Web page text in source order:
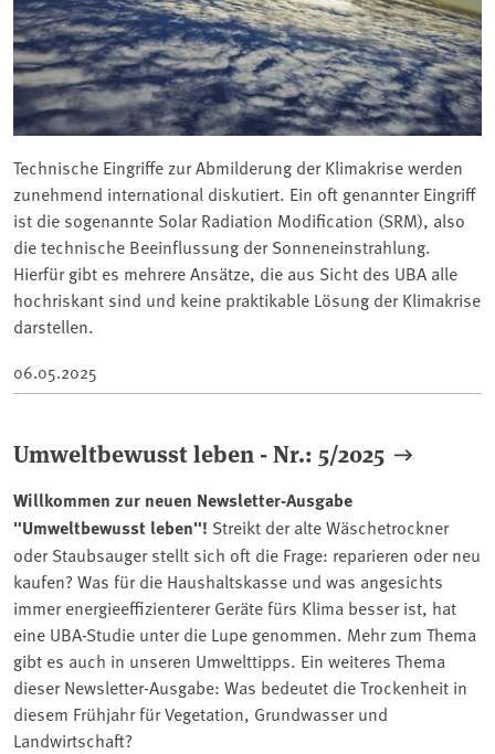
Technische Eingriffe zur Abmilderung der Klimakrise werden
zunehmend international diskutiert. Ein oft genannter Eingriff
ist die sogenannte Solar Radiation Modification (SRM), also
die technische Beeinflussung der Sonneneinstrahlung.
Hierfür gibt es mehrere Ansätze, die aus Sicht des UBA alle
hochriskant sind und keine praktikable Lösung der Klimakrise
darstellen.
06.05.2025
Umweltbewusst leben - Nr.: 5/2025
Willkommen zur neuen Newsletter-Ausgabe
"Umweltbewusst leben"! Streikt der alte Wäschetrockner
oder Staubsauger stellt sich oft die Frage: reparieren oder neu
kaufen? Was für die Haushaltskasse und was angesichts
immer energieeffizienterer Geräte fürs Klima besser ist, hat
eine UBA-Studie unter die Lupe genommen. Mehr zum Thema
gibt es auch in unseren Umwelttipps. Ein weiteres Thema
dieser Newsletter-Ausgabe: Was bedeutet die Trockenheit in
diesem Frühjahr für Vegetation, Grundwasser und
Landwirtschaft?